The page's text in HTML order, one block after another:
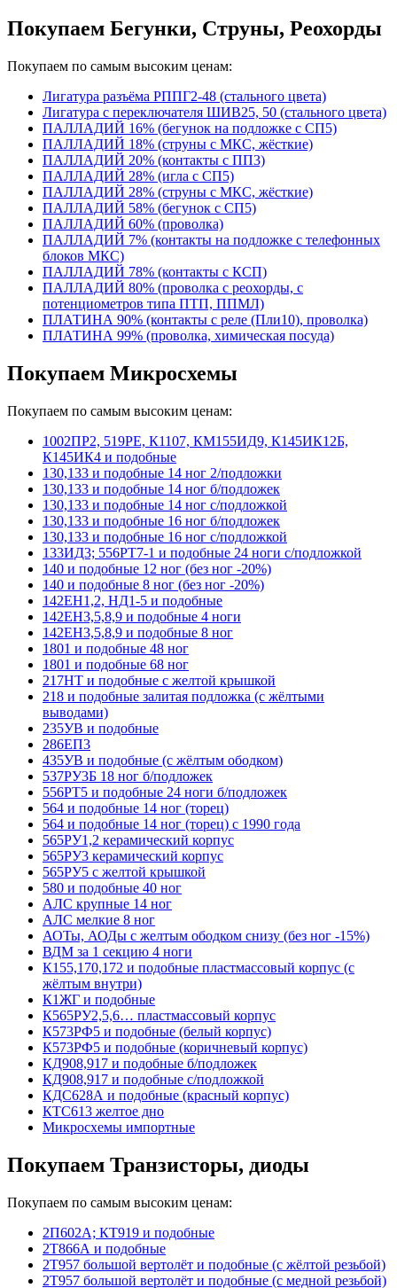
Покупаем Бегунки, Струны, Реохорды
Покупаем по самым высоким ценам:
Лигатура разъёма РППГ2-48 (стального цвета)
Лигатура с переключателя ШИВ25, 50 (стального цвета)
ПАЛЛАДИЙ 16% (бегунок на подложке с СП5)
ПАЛЛАДИЙ 18% (струны с МКС, жёсткие)
ПАЛЛАДИЙ 20% (контакты с ПП3)
ПАЛЛАДИЙ 28% (игла с СП5)
ПАЛЛАДИЙ 28% (струны с МКС, жёсткие)
ПАЛЛАДИЙ 58% (бегунок с СП5)
ПАЛЛАДИЙ 60% (проволка)
ПАЛЛАДИЙ 7% (контакты на подложке с телефонных
блоков МКС)
ПАЛЛАДИЙ 78% (контакты с КСП)
ПАЛЛАДИЙ 80% (проволка с реохорды, с
потенциометров типа ПТП, ППМЛ)
ПЛАТИНА 90% (контакты с реле (Пли10), проволка)
ПЛАТИНА 99% (проволка, химическая посуда)
Покупаем Микросхемы
Покупаем по самым высоким ценам:
1002ПР2, 519РЕ, К1107, КМ155ИД9, К145ИК12Б,
К145ИК4 и подобные
130,133 и подобные 14 ног 2/подложки
130,133 и подобные 14 ног б/подложек
130,133 и подобные 14 ног с/подложкой
130,133 и подобные 16 ног б/подложек
130,133 и подобные 16 ног с/подложкой
133ИД3; 556РТ7-1 и подобные 24 ноги с/подложкой
140 и подобные 12 ног (без ног -20%)
140 и подобные 8 ног (без ног -20%)
142ЕН1,2, НД1-5 и подобные
142ЕН3,5,8,9 и подобные 4 ноги
142ЕН3,5,8,9 и подобные 8 ног
1801 и подобные 48 ног
1801 и подобные 68 ног
217НТ и подобные с желтой крышкой
218 и подобные залитая подложка (с жёлтыми
выводами)
235УВ и подобные
286ЕП3
435УВ и подобные (с жёлтым ободком)
537РУ3Б 18 ног б/подложек
556РТ5 и подобные 24 ноги б/подложек
564 и подобные 14 ног (торец)
564 и подобные 14 ног (торец) с 1990 года
565РУ1,2 керамический корпус
565РУ3 керамический корпус
565РУ5 с желтой крышкой
580 и подобные 40 ног
АЛС крупные 14 ног
АЛС мелкие 8 ног
АОТы, АОДы с желтым ободком снизу (без ног -15%)
ВДМ за 1 секцию 4 ноги
К155,170,172 и подобные пластмассовый корпус (с
жёлтым внутри)
К1ЖГ и подобные
К565РУ2,5,6… пластмассовый корпус
К573РФ5 и подобные (белый корпус)
К573РФ5 и подобные (коричневый корпус)
КД908,917 и подобные б/подложек
КД908,917 и подобные с/подложкой
КДС628А и подобные (красный корпус)
КТС613 желтое дно
Микросхемы импортные
Покупаем Транзисторы, диоды
Покупаем по самым высоким ценам:
2П602А; КТ919 и подобные
2Т866А и подобные
2Т957 большой вертолёт и подобные (с жёлтой резьбой)
2Т957 большой вертолёт и подобные (с медной резьбой)